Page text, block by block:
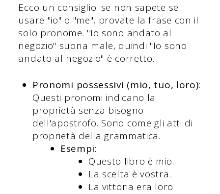
Ecco un consiglio: se non sapete se
usare "io" o "me", provate la frase con il
solo pronome. "Io sono andato al
negozio" suona male, quindi "Io sono
andato al negozio" è corretto.
Pronomi possessivi (mio, tuo, loro):
Questi pronomi indicano la
proprietà senza bisogno
dell'apostrofo. Sono come gli atti di
proprietà della grammatica.
Esempi:
Questo libro è mio.
La scelta è vostra.
La vittoria era loro.